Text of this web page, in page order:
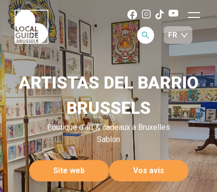
ARTISTAS DEL BARRIO
BRUSSELS
Boutique d’art & cadeaux à Bruxelles
Sablon
Site web Vos avis